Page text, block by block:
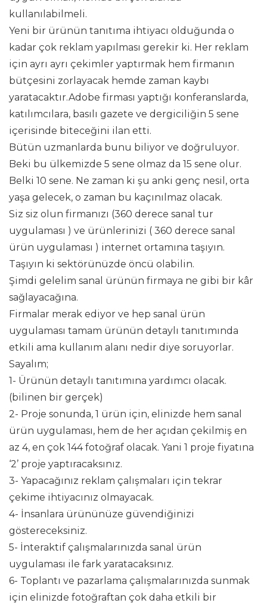
kullanılabilmeli.
Yeni bir ürünün tanıtıma ihtiyacı olduğunda o
kadar çok reklam yapılması gerekir ki. Her reklam
için ayrı ayrı çekimler yaptırmak hem firmanın
bütçesini zorlayacak hemde zaman kaybı
yaratacaktır.Adobe firması yaptığı konferanslarda,
katılımcılara, basılı gazete ve dergiciliğin 5 sene
içerisinde biteceğini ilan etti.
Bütün uzmanlarda bunu biliyor ve doğruluyor.
Beki bu ülkemizde 5 sene olmaz da 15 sene olur.
Belki 10 sene. Ne zaman ki şu anki genç nesil, orta
yaşa gelecek, o zaman bu kaçınılmaz olacak.
Siz siz olun firmanızı (360 derece sanal tur
uygulaması ) ve ürünlerinizi ( 360 derece sanal
ürün uygulaması ) internet ortamına taşıyın.
Taşıyın ki sektörünüzde öncü olabilin.
Şimdi gelelim sanal ürünün firmaya ne gibi bir kâr
sağlayacağına.
Firmalar merak ediyor ve hep sanal ürün
uygulaması tamam ürünün detaylı tanıtımında
etkili ama kullanım alanı nedir diye soruyorlar.
Sayalım;
1- Ürünün detaylı tanıtımına yardımcı olacak.
(bilinen bir gerçek)
2- Proje sonunda, 1 ürün için, elinizde hem sanal
ürün uygulaması, hem de her açıdan çekilmiş en
az 4, en çok 144 fotoğraf olacak. Yani 1 proje fiyatına
‘2’ proje yaptıracaksınız.
3- Yapacağınız reklam çalışmaları için tekrar
çekime ihtiyacınız olmayacak.
4- İnsanlara ürününüze güvendiğinizi
göstereceksiniz.
5- İnteraktif çalışmalarınızda sanal ürün
uygulaması ile fark yaratacaksınız.
6- Toplantı ve pazarlama çalışmalarınızda sunmak
için elinizde fotoğraftan çok daha etkili bir